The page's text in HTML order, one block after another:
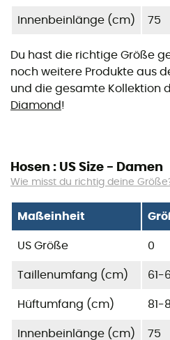
Innenbeinlänge (cm) 75
Du hast die richtige Größe
noch weitere Produkte aus
und die gesamte Kollektion
Diamond!
Hosen : US Size - Damen
Wie misst du richtig deine
Maßeinheit
US Größe 0
Taillenumfang (cm) 61-
Hüftumfang (cm) 81-
Innenbeinlänge (cm) 75